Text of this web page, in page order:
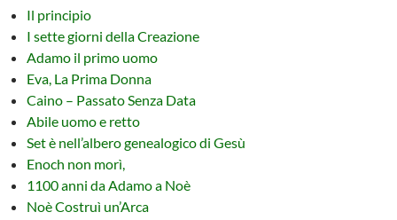
Il principio
I sette giorni della Creazione
Adamo il primo uomo
Eva, La Prima Donna
Caino – Passato Senza Data
Abile uomo e retto
Set è nell’albero genealogico di Gesù
Enoch non morì,
1100 anni da Adamo a Noè
Noè Costruì un’Arca